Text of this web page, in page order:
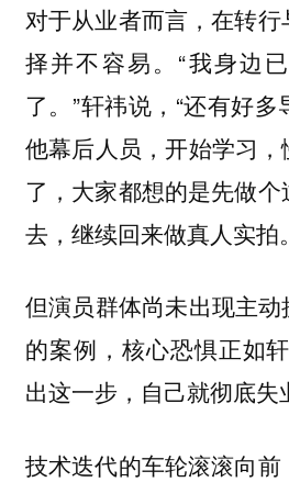
对于从业者而言，在转
择并不容易。“我身边
了。”轩祎说，“还有好
他幕后人员，开始学习
了，大家都想的是先做
去，继续回来做真人实拍
但演员群体尚未出现主
的案例，核心恐惧正如
出这一步，自己就彻底失
技术迭代的车轮滚滚向前